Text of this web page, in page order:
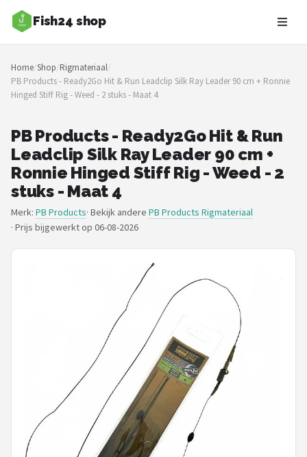
Fish24 shop
Zoeken
NAVIGATIE
Shop
Merken
Blog
Hengelsoorten
Hengels
POPULAIRE MERKEN
Westin
Spro
Home/Shop/Rigmateriaal/
PB Products - Ready2Go Hit & Run Leadclip Silk Ray Leader 90 cm + Ronnie
Hinged Stiff Rig - Weed - 2 stuks - Maat 4
PB Products - Ready2Go Hit & Run
Leadclip Silk Ray Leader 90 cm +
Ronnie Hinged Stiff Rig - Weed - 2
stuks - Maat 4
Merk: PB Products· Bekijk andere PB Products Rigmateriaal
· Prijs bijgewerkt op 06-08-2026